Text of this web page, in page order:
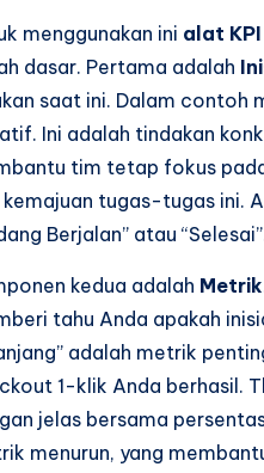
menggunakan ini alat
dasar. Pertama adalah
saat ini. Dalam contoh
Ini adalah tindakan
tim tetap fokus
kemajuan tugas-tugas ini.
Berjalan” atau
kedua adalah Metrik
tahu Anda apakah
adalah metrik
1-klik Anda berhasil.
jelas bersama
menurun, yang